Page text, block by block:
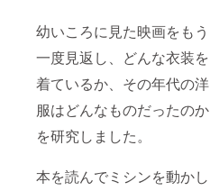
幼いころに見た映画をもう
一度見返し、どんな衣装を
着ているか、その年代の洋
服はどんなものだったのか
を研究しました。
本を読んでミシンを動かし